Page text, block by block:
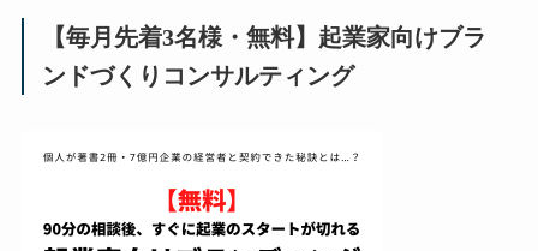
【毎月先着3名様・無料】起業家向けブラ
ンドづくりコンサルティング